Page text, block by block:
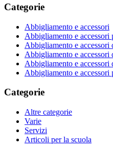
Categorie
Abbigliamento e accessori
Abbigliamento e accessori
Abbigliamento e accessori
Abbigliamento e accessori
Abbigliamento e accessori
Abbigliamento e accessori
Categorie
Altre categorie
Varie
Servizi
Articoli per la scuola